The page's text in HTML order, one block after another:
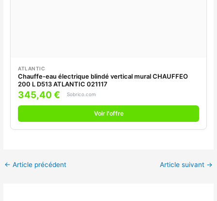
ATLANTIC
Chauffe-eau électrique blindé vertical mural CHAUFFEO
200 L D513 ATLANTIC 021117
345,40 € Sobrico.com
Voir l'offre
← Article précédent Article suivant →